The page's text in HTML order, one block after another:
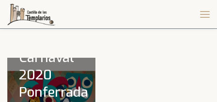
Carnaval
2020
Ponferrada